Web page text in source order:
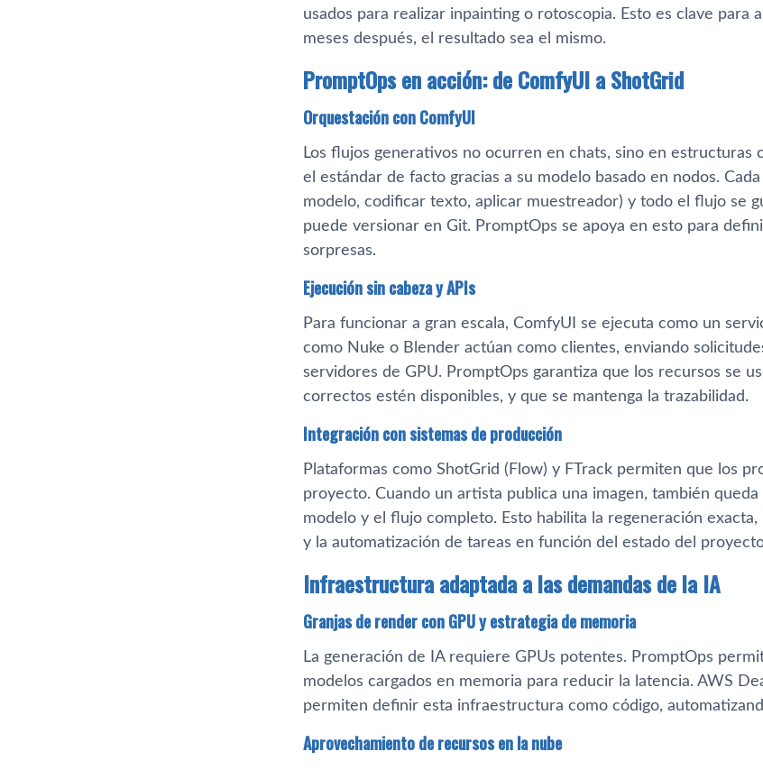
usados para realizar inpainting o rotoscopia. Esto es clave para
meses después, el resultado sea el mismo.
PromptOps en acción: de ComfyUI a ShotGrid
Orquestación con ComfyUI
Los flujos generativos no ocurren en chats, sino en estructuras
el estándar de facto gracias a su modelo basado en nodos.
modelo, codificar texto, aplicar muestreador) y todo el flujo se
puede versionar en Git. PromptOps se apoya en esto para
sorpresas.
Ejecución sin cabeza y APIs
Para funcionar a gran escala, ComfyUI se ejecuta como un
como Nuke o Blender actúan como clientes, enviando
servidores de GPU. PromptOps garantiza que los recursos se
correctos estén disponibles, y que se mantenga la trazabilidad.
Integración con sistemas de producción
Plataformas como ShotGrid (Flow) y FTrack permiten que los
proyecto. Cuando un artista publica una imagen, también
modelo y el flujo completo. Esto habilita la regeneración
y la automatización de tareas en función del estado del
Infraestructura adaptada a las demandas de la IA
Granjas de render con GPU y estrategia de memoria
La generación de IA requiere GPUs potentes. PromptOps
modelos cargados en memoria para reducir la latencia. AWS
permiten definir esta infraestructura como código,
Aprovechamiento de recursos en la nube